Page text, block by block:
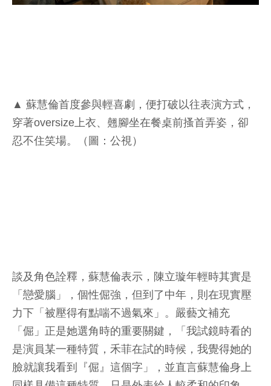
▲ 蘇慧倫首度參與輕喜劇，便打破以往表演方式，
穿著oversize上衣、翹腳坐在餐桌前搔首弄姿，卻
忍不住笑場。（圖：公視）
談及角色詮釋，蘇慧倫表示，陳立璇年輕時其實是
「戀愛腦」，個性倔強，但到了中年，則在現實壓
力下「被壓得有點喘不過氣來」。嚴藝文補充
「倔」正是她選角時的重要關鍵，「我試鏡時看的
是演員某一種特質，禾菲在試的時候，我覺得她的
臉就讓我看到『倔』這個字」，並直言蘇慧倫身上